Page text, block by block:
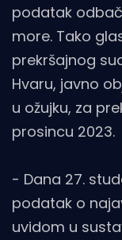
podatak
more. Tako
prekršajnog
Hvaru, javno
u ožujku, za
prosincu 2023.
- Dana 27.
podatak o
uvidom u